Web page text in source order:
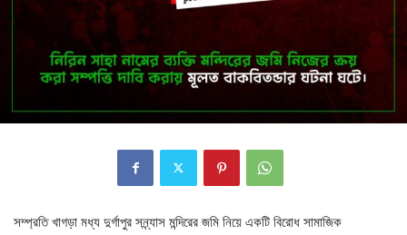
সম্প্রতি খাগড়া মধ্য দুর্গাপুর সন্ন্যাস মন্দিরের জমি নিয়ে একটি বিরোধ সামাজিক